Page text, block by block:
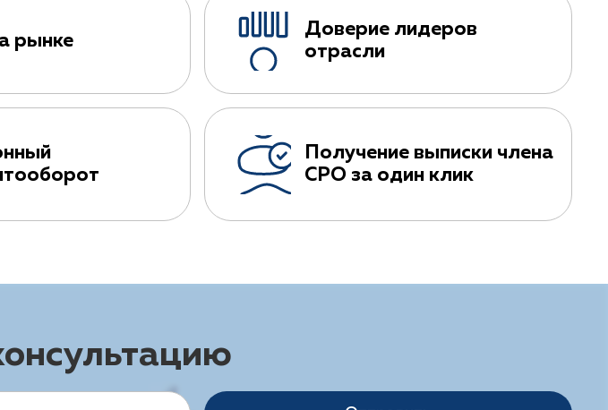
рынке
Доверие лидеров
отрасли
Получение выписки члена
СРО за один клик